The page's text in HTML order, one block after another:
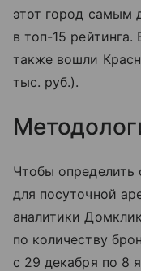
этот город самым
в топ-15
также вошли
тыс. руб.).
Чтобы определить
для посуточной
аналитики
по количеству
с 29 декабря по 8